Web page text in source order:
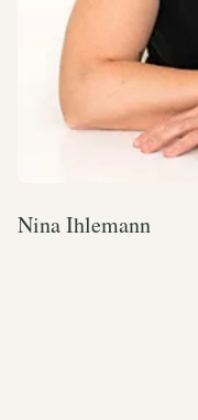
Nina Ihlemann